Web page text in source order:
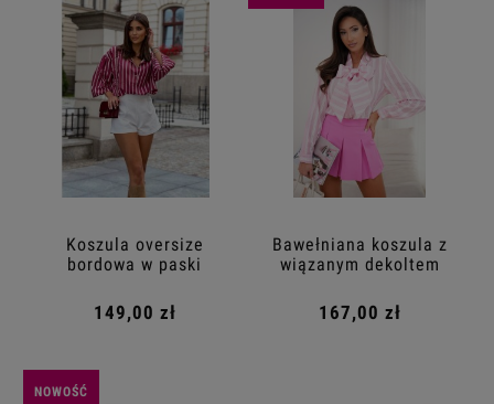
Koszula oversize
bordowa w paski
149,00 zł
Bawełniana koszula z
wiązanym dekoltem
167,00 zł
NOWOŚĆ